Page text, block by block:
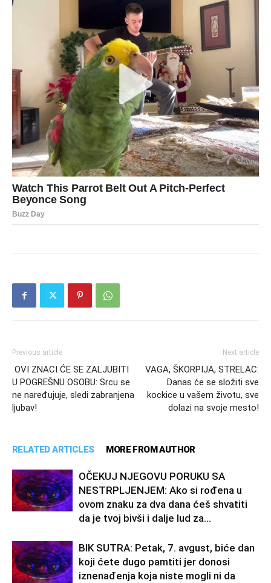
Previous article
OVI ZNACI ĆE SE ZALJUBITI
U POGREŠNU OSOBU: Srcu se
ne naređujuje, sledi zabranjena
ljubav!
Next article
VAGA, ŠKORPIJA, STRELAC:
Danas će se složiti sve
kockice u vašem životu, sve
dolazi na svoje mesto!
RELATED ARTICLES MORE FROM AUTHOR
OČEKUJ NJEGOVU PORUKU SA
NESTRPLJENJEM: Ako si rođena u
ovom znaku za dva dana ćeš shvatiti
da je tvoj bivši i dalje lud za...
BIK SUTRA: Petak, 7. avgust, biće dan
koji ćete dugo pamtiti jer donosi
iznenađenja koja niste mogli ni da